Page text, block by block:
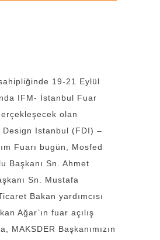
19-21 Eylül
IFM- İstanbul Fuar
olan
Design Istanbul (FDI) –
Fuarı bugün, Mosfed
Başkanı Sn. Ahmet
Sn. Mustafa
Bakan yardımcısı
Ağar’ın fuar açılış
MAKSDER Başkanımızın